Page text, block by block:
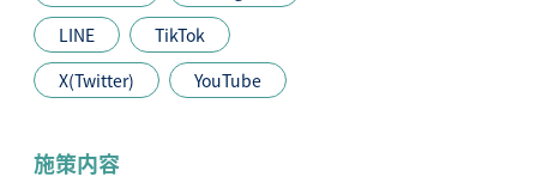
LINE
TikTok
X(Twitter)
YouTube
施策内容